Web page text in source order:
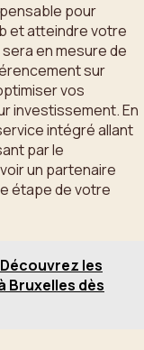
pour
et atteindre votre
en mesure de
sur
vos
investissement. En
intégré allant
par le
un partenaire
étape de votre
les
Bruxelles dès